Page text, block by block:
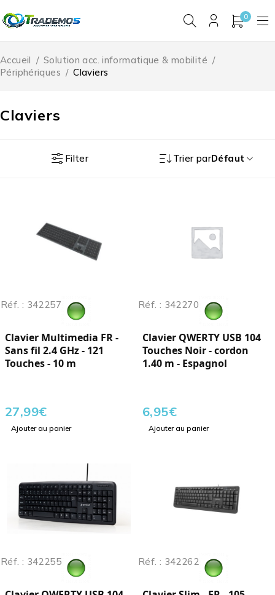
0
Claviers
Accueil / Solution acc. informatique & mobilité /
Périphériques / Claviers
Filter Trier parDéfaut
Réf. : 342257
Clavier Multimedia FR -
Sans fil 2.4 GHz - 121
Touches - 10 m
27,99€
Ajouter au panier
Réf. : 342270
Clavier QWERTY USB 104
Touches Noir - cordon
1.40 m - Espagnol
6,95€
Ajouter au panier
Réf. : 342255 Réf. : 342262